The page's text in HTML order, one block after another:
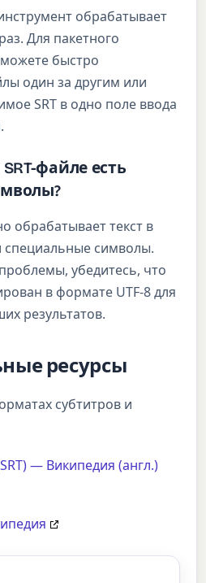
обрабатывает
Для пакетного
быстро
один за другим или
SRT в одно поле ввода
файле есть
обрабатывает текст в
специальные символы.
убедитесь, что
в формате UTF-8 для
результатов.
ресурсы
субтитров и
— Википедия (англ.)